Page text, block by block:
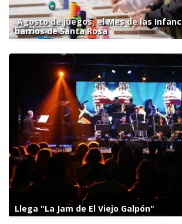
Agosto de juegos, el Mes de las
barrios de Santa Rosa
Llega "La Jam de El Viejo Galpón"